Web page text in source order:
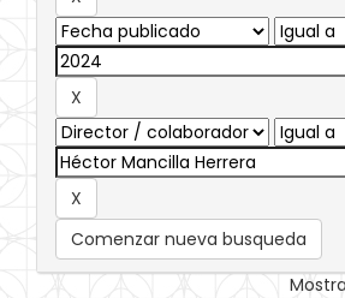
Comenzar nueva busqueda